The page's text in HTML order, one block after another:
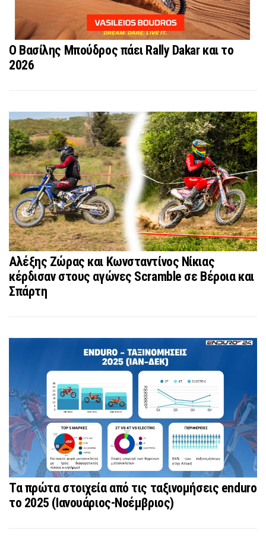
O Βασίλης Μπούδρος πάει Rally Dakar και το
2026
Αλέξης Ζώρας και Κωνσταντίνος Νίκιας
κέρδισαν στους αγώνες Scramble σε Βέροια και
Σπάρτη
Τα πρώτα στοιχεία από τις ταξινομήσεις enduro
το 2025 (Ιανουάριος-Νοέμβριος)